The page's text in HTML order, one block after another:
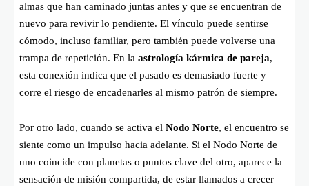
almas que han caminado juntas antes y que se encuentran de
nuevo para revivir lo pendiente. El vínculo puede sentirse
cómodo, incluso familiar, pero también puede volverse una
trampa de repetición. En la astrología kármica de pareja,
esta conexión indica que el pasado es demasiado fuerte y
corre el riesgo de encadenarles al mismo patrón de siempre.
Por otro lado, cuando se activa el Nodo Norte, el encuentro se
siente como un impulso hacia adelante. Si el Nodo Norte de
uno coincide con planetas o puntos clave del otro, aparece la
sensación de misión compartida, de estar llamados a crecer